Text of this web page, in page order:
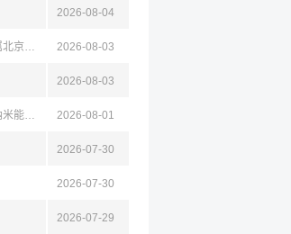
2026-08-04
首都医科大学附属北京天坛医院 2026-08-03
2026-08-03
中国科学院北京纳米能源与系统研究所 2026-08-01
2026-07-30
2026-07-30
2026-07-29